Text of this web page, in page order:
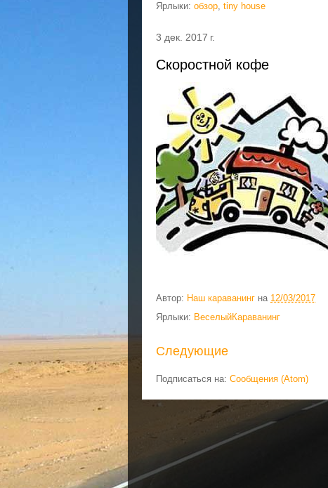
Ярлыки: обзор, tiny house
3 дек. 2017 г.
Скоростной кофе
Автор: Наш караванинг на 12/03/2017
Ярлыки: ВеселыйКараванинг
Следующие
Подписаться на: Сообщения (Atom)